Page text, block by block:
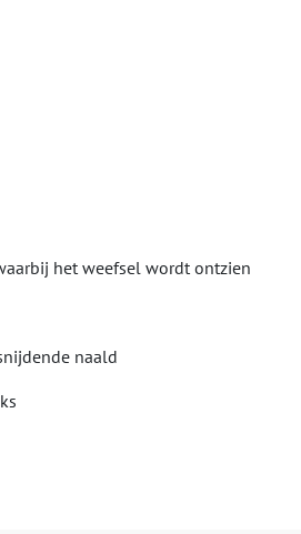
het weefsel wordt ontzien
naald